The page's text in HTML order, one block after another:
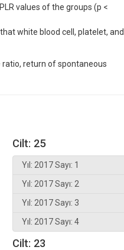
values of the groups (p <
that white blood cell, platelet, and
return of spontaneous
Cilt: 25
Yıl: 2017 Sayı: 1
Yıl: 2017 Sayı: 2
Yıl: 2017 Sayı: 3
Yıl: 2017 Sayı: 4
Cilt: 23